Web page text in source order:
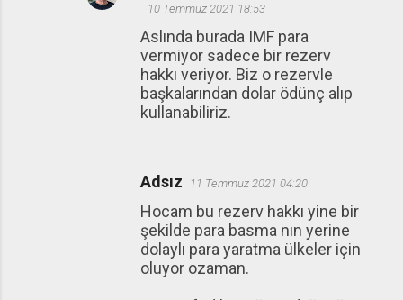
10 Temmuz 2021 18:53
Aslında burada IMF para
vermiyor sadece bir rezerv
hakkı veriyor. Biz o rezervle
başkalarından dolar ödünç alıp
kullanabiliriz.
Adsız 11 Temmuz 2021 04:20
Hocam bu rezerv hakkı yine bir
şekilde para basma nın yerine
dolaylı para yaratma ülkeler için
oluyor ozaman.